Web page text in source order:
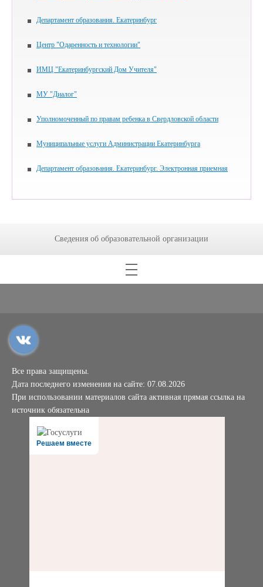
Департамент образования. Екатеринбург
Центр "Одаренность и технологии"
ИМЦ "Екатеринбургский Дом Учителя"
МУ "Диалог"
Уполномоченный по правам ребенка в Свердловской области
Муниципальные услуги Администрации Екатеринбурга
Департамент образования. Екатеринбург. Электронная приемная
Сведения об образовательной организации
Все права защищены.
Дата последнего изменения на сайте: 07.08.2026
При использовании материалов сайта активная прямая ссылка на
источник обязательна
Решаем вместе